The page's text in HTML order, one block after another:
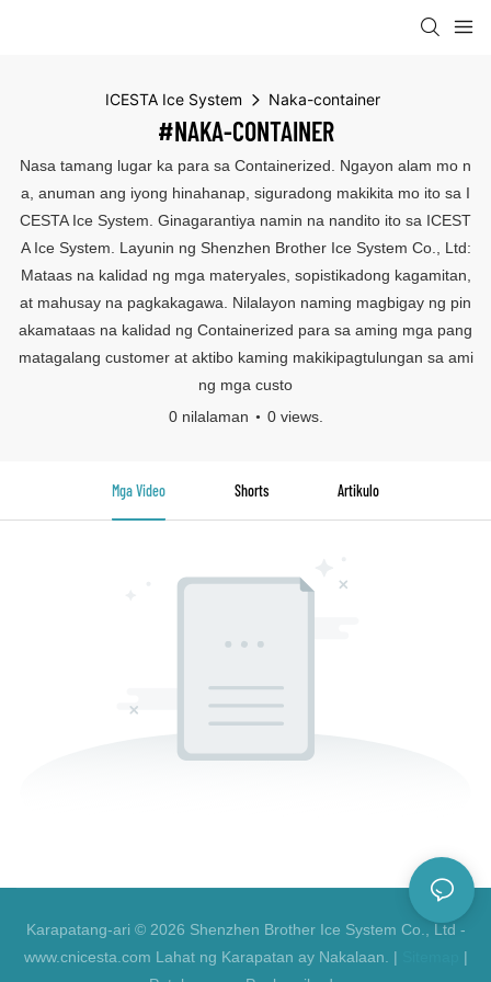
ICESTA Ice System Naka-container
#NAKA-CONTAINER
Nasa tamang lugar ka para sa Containerized. Ngayon alam mo n
a, anuman ang iyong hinahanap, siguradong makikita mo ito sa I
CESTA Ice System. Ginagarantiya namin na nandito ito sa ICEST
A Ice System. Layunin ng Shenzhen Brother Ice System Co., Ltd:
Mataas na kalidad ng mga materyales, sopistikadong kagamitan,
at mahusay na pagkakagawa. Nilalayon naming magbigay ng pin
akamataas na kalidad ng Containerized para sa aming mga pang
matagalang customer at aktibo kaming makikipagtulungan sa ami
ng mga custo
0 nilalaman
0 views.
Mga Video Shorts Artikulo
Karapatang-ari © 2026 Shenzhen Brother Ice System Co., Ltd -
www.cnicesta.com Lahat ng Karapatan ay Nakalaan. |
|